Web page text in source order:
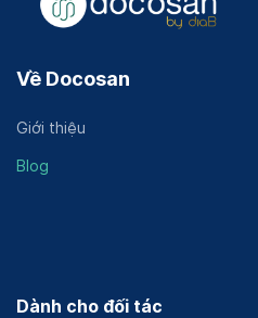
Về Docosan
Giới thiệu
Blog
Dành cho đối tác